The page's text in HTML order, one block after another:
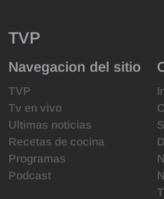
TVP
Navegacion del sitio
TVP
Tv en vivo
Ultimas noticias
Recetas de cocina
Programas
Podcast